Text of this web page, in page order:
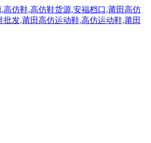
高仿鞋,高仿鞋货源,安福档口,莆田高仿
发,莆田高仿运动鞋,高仿运动鞋,莆田